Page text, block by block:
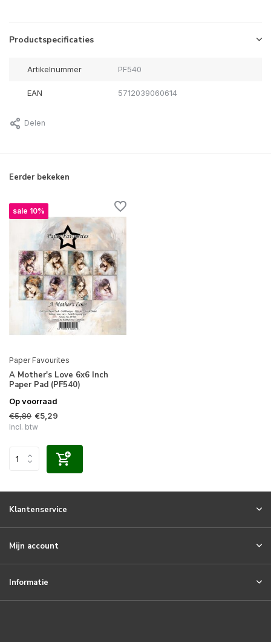
Productspecificaties
Artikelnummer PF540
EAN 5712039060614
Delen
Eerder bekeken
sale 10%
Paper Favourites
A Mother's Love 6x6 Inch
Paper Pad (PF540)
Op voorraad
€5,89 €5,29
Incl. btw
Klantenservice
Mijn account
Informatie